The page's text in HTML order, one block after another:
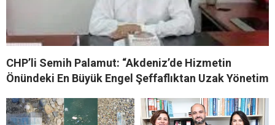
CHP’li Semih Palamut: “Akdeniz’de Hizmetin
Önündeki En Büyük Engel Şeffaflıktan Uzak Yönetim